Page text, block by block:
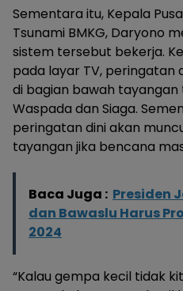
Sementara itu, Kepala
Tsunami BMKG, Daryono
sistem tersebut bekerja.
pada layar TV, peringatan
di bagian bawah
Waspada dan Siaga.
peringatan dini akan
tayangan jika bencana
Baca Juga : Presiden
dan Bawaslu Harus
2024
“Kalau gempa kecil tidak